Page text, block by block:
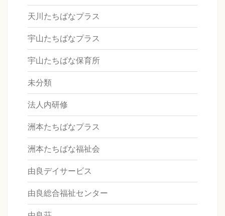
天川たちばなプラス
宇山たちばなプラス
宇山たちばな保育所
未分類
法人内研修
洲本たちばなプラス
洲本たちばな福祉会
由良デイサービス
由良総合福祉センター